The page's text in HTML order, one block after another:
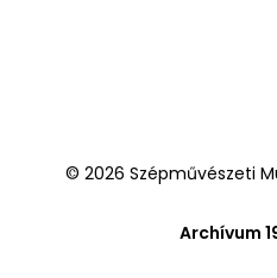
© 2026 Szépművészeti
Archívum